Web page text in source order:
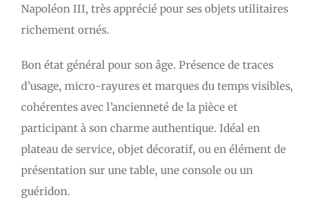
Napoléon III, très apprécié pour ses objets utilitaires
richement ornés.
Bon état général pour son âge. Présence de traces
d’usage, micro-rayures et marques du temps visibles,
cohérentes avec l’ancienneté de la pièce et
participant à son charme authentique. Idéal en
plateau de service, objet décoratif, ou en élément de
présentation sur une table, une console ou un
guéridon.